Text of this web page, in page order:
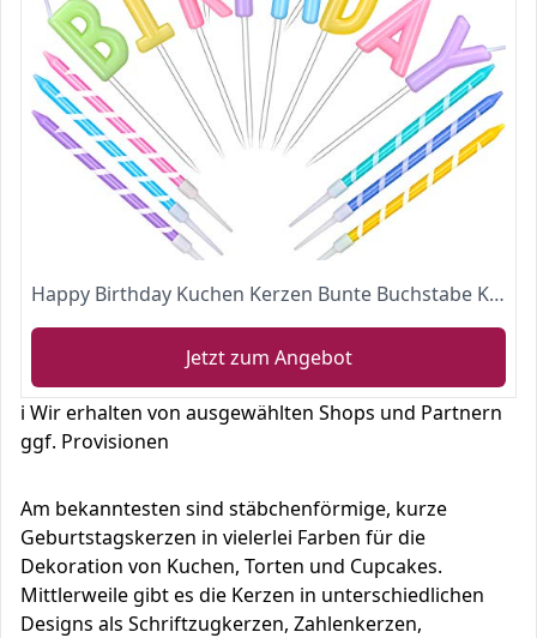
Happy Birthday Kuchen Kerzen Bunte Buchstabe Kerzen Geburtstag Torte Topper Buchstabe Dekoration und 6 Stücke Mehrfarbige Spirale Lange Kuchen Kerzen mit Haltern für Baby Geburtstag Party Hochzeit
Jetzt zum Angebot
ℹ️ Wir erhalten von ausgewählten Shops und Partnern
ggf. Provisionen
Am bekanntesten sind stäbchenförmige, kurze
Geburtstagskerzen in vielerlei Farben für die
Dekoration von Kuchen, Torten und Cupcakes.
Mittlerweile gibt es die Kerzen in unterschiedlichen
Designs als Schriftzugkerzen, Zahlenkerzen,